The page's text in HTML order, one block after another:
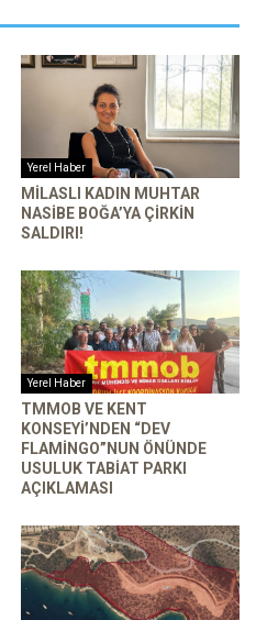
Yerel Haber
MILASLI KADIN MUHTAR
NASIBE BOĞA’YA ÇIRKIN
SALDIRI!
Yerel Haber
TMMOB VE KENT
KONSEYI’NDEN “DEV
FLAMINGO”NUN ÖNÜNDE
USULUK TABIAT PARKI
AÇIKLAMASI